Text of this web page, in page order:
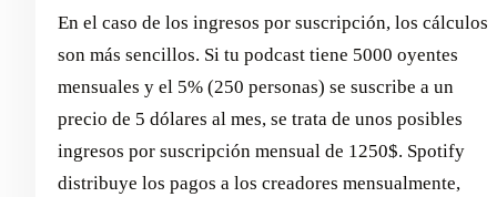
En el caso de los ingresos por suscripción, los cálculos
son más sencillos. Si tu podcast tiene 5000 oyentes
mensuales y el 5% (250 personas) se suscribe a un
precio de 5 dólares al mes, se trata de unos posibles
ingresos por suscripción mensual de 1250$. Spotify
distribuye los pagos a los creadores mensualmente,